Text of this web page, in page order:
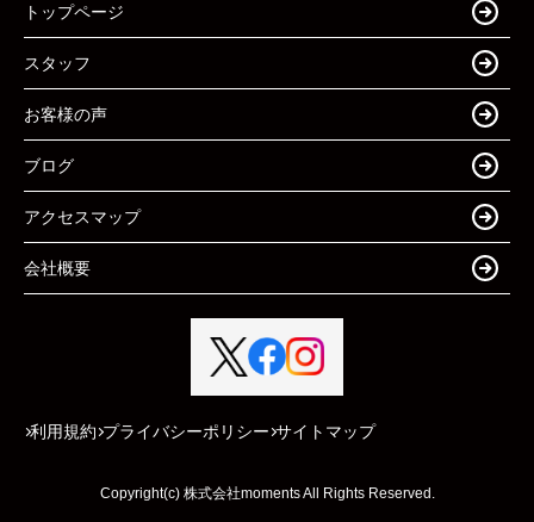
トップページ
スタッフ
お客様の声
ブログ
アクセスマップ
会社概要
利用規約 プライバシーポリシー サイトマップ
Copyright(c) 株式会社moments All Rights Reserved.